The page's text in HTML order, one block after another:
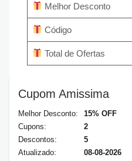
Melhor Desconto
Código
Total de Ofertas
Cupom Amissima
Melhor Desconto:
15% OFF
Cupons:
2
Descontos:
5
Atualizado:
08-08-2026